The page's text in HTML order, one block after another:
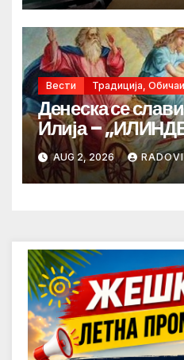
Вести Традиција,
Денеска се
Илија –
AUG 2, 2026